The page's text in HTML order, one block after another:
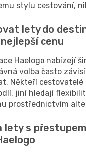
stylu cestování,
lety do
cenu
Haelogo nabízejí
volba často
Někteří
jiní hledají
prostřednictvím
lety s